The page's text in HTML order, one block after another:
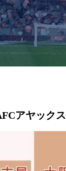
アヤックス